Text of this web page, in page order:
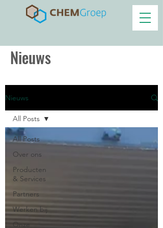
Nieuws
Nieuws
All Posts
Over ons
Producten
& Services
Partners
Werken bij
Onze
All Posts